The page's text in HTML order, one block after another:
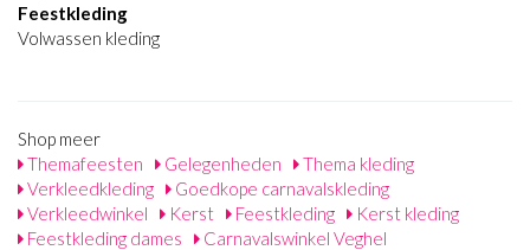
Feestkleding
Volwassen kleding
Shop meer
Themafeesten
Gelegenheden
Thema kleding
Verkleedkleding
Goedkope carnavalskleding
Verkleedwinkel
Kerst Feestkleding
Kerst kleding
Feestkleding dames
Carnavalswinkel Veghel